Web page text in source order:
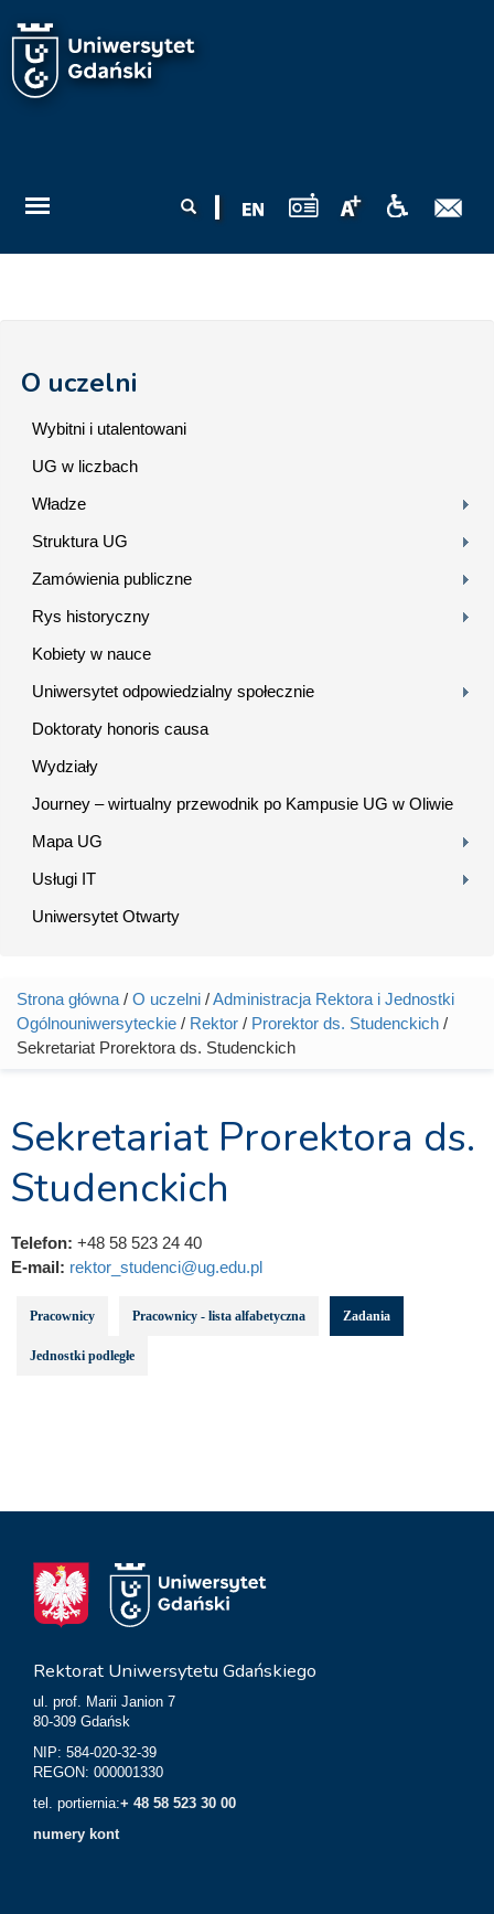
wyszukiwania
O uczelni
Wybitni i utalentowani
UG w liczbach
Władze
Struktura UG
Zamówienia publiczne
Rys historyczny
Kobiety w nauce
Uniwersytet odpowiedzialny społecznie
Doktoraty honoris causa
Wydziały
Journey – wirtualny przewodnik po Kampusie UG w Oliwie
Mapa UG
Usługi IT
Uniwersytet Otwarty
Jesteś tutaj
Strona główna / O uczelni /Administracja Rektora i Jednostki
Ogólnouniwersyteckie / Rektor / Prorektor ds. Studenckich /
Sekretariat Prorektora ds. Studenckich
Sekretariat Prorektora ds.
Studenckich
Telefon: +48 58 523 24 40
E-mail: rektor_studenci@ug.edu.pl
Pracownicy Pracownicy - lista alfabetyczna Zadania
Jednostki podległe
Rektorat Uniwersytetu Gdańskiego
ul. prof. Marii Janion 7
80-309 Gdańsk
NIP: 584-020-32-39
REGON: 000001330
tel. portiernia:+ 48 58 523 30 00
numery kont